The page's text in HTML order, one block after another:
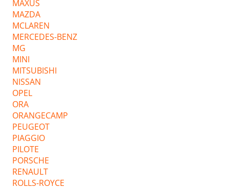
MAXUS
MAZDA
MCLAREN
MERCEDES-BENZ
MG
MINI
MITSUBISHI
NISSAN
OPEL
ORA
ORANGECAMP
PEUGEOT
PIAGGIO
PILOTE
PORSCHE
RENAULT
ROLLS-ROYCE